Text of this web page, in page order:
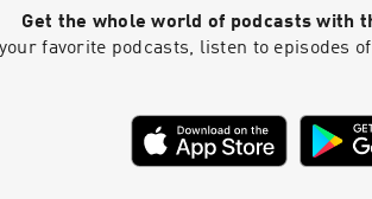
Get the whole world of podcasts with
favorite podcasts, listen to episodes